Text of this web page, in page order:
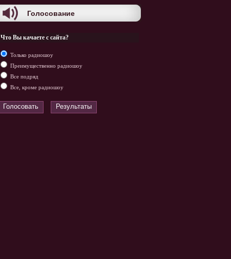
Голосование
Что Вы качаете с сайта?
Только радиошоу
Преимущественно радиошоу
Все подряд
Все, кроме радиошоу
Голосовать Результаты